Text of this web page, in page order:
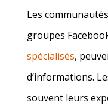
Les
groupes
spécialisés,
d’informations.
souvent leurs